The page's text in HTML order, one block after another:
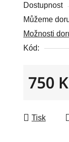
Dostupnost
Můžeme
Možnosti
Kód:
750
Tisk